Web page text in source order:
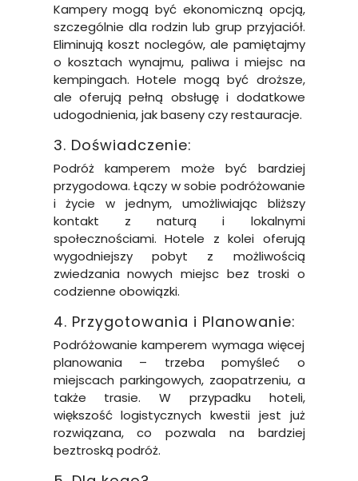
Kampery mogą być ekonomiczną opcją,
szczególnie dla rodzin lub grup przyjaciół.
Eliminują koszt noclegów, ale pamiętajmy
o kosztach wynajmu, paliwa i miejsc na
kempingach. Hotele mogą być droższe,
ale oferują pełną obsługę i dodatkowe
udogodnienia, jak baseny czy restauracje.
3. Doświadczenie:
Podróż kamperem może być bardziej
przygodowa. Łączy w sobie podróżowanie
i życie w jednym, umożliwiając bliższy
kontakt z naturą i lokalnymi
społecznościami. Hotele z kolei oferują
wygodniejszy pobyt z możliwością
zwiedzania nowych miejsc bez troski o
codzienne obowiązki.
4. Przygotowania i Planowanie:
Podróżowanie kamperem wymaga więcej
planowania – trzeba pomyśleć o
miejscach parkingowych, zaopatrzeniu, a
także trasie. W przypadku hoteli,
większość logistycznych kwestii jest już
rozwiązana, co pozwala na bardziej
beztroską podróż.